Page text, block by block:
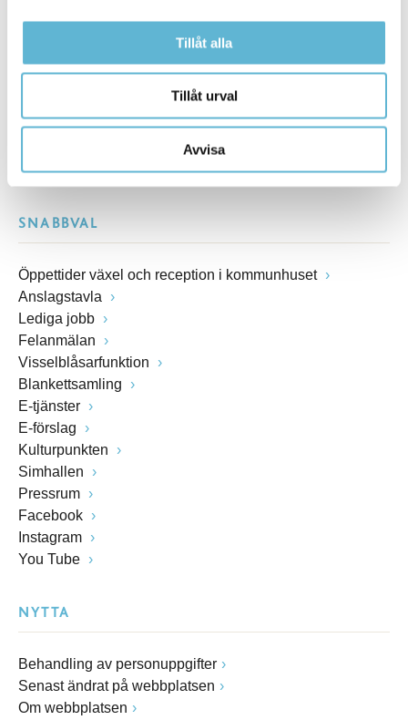
Tillåt alla
Tillåt urval
Avvisa
kommunstyrelsen@bromolla.se
Webbadress
Växel: 0456-82 20 00
Org.nr: 212000-0894
SNABBVAL
Öppettider växel och reception i kommunhuset
Anslagstavla
Lediga jobb
Felanmälan
Visselblåsarfunktion
Blankettsamling
E-tjänster
E-förslag
Kulturpunkten
Simhallen
Pressrum
Facebook
Instagram
You Tube
NYTTA
Behandling av personuppgifter
Senast ändrat på webbplatsen
Om webbplatsen